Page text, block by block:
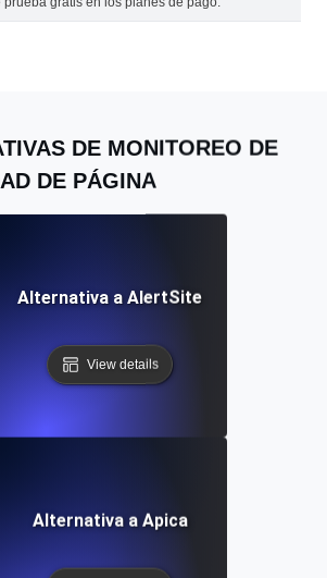
DE MONITOREO DE
DE PÁGINA
Alternativa a AlertSite
View details
Alternativa a Apica